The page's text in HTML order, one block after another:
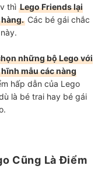
thì Lego Friends lại
Các bé gái chắc
những bộ Lego với
mẫu các nàng
hấp dẫn của Lego
là bé trai hay bé gái
Cũng Là Điểm